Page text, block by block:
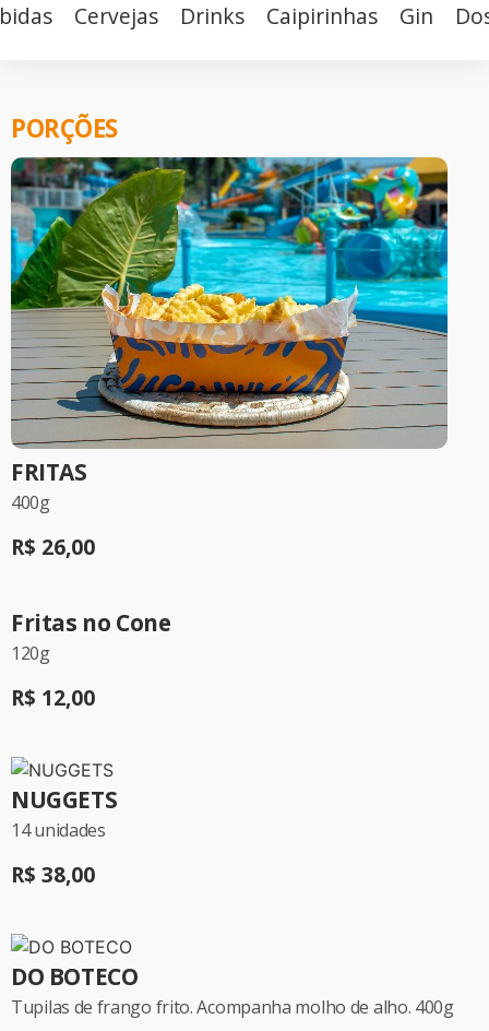
Cervejas Drinks Caipirinhas Gin
PORÇÕES
FRITAS
400g
R$ 26,00
Fritas no Cone
120g
R$ 12,00
NUGGETS
14 unidades
R$ 38,00
DO BOTECO
Tupilas de frango frito. Acompanha molho de alho. 400g